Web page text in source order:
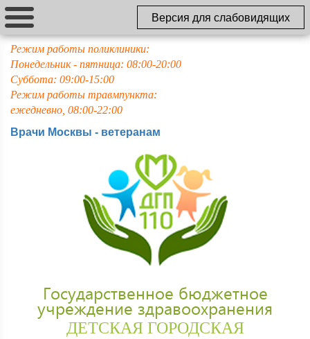
Версия для слабовидящих
Режим работы поликлиники:
Понедельник - пятница: 08:00-20:00
Суббота: 09:00-15:00
Режим работы травмпункта:
ежедневно, 08:00-22:00
Врачи Москвы - ветеранам
Государственное бюджетное
учреждение здравоохранения
ДЕТСКАЯ ГОРОДСКАЯ